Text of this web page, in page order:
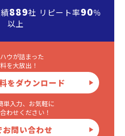
889社 リピート率90％
以上
ウが詰まった
を大放出！
をダウンロード
単入力、お気軽に
わせください！
お問い合わせ